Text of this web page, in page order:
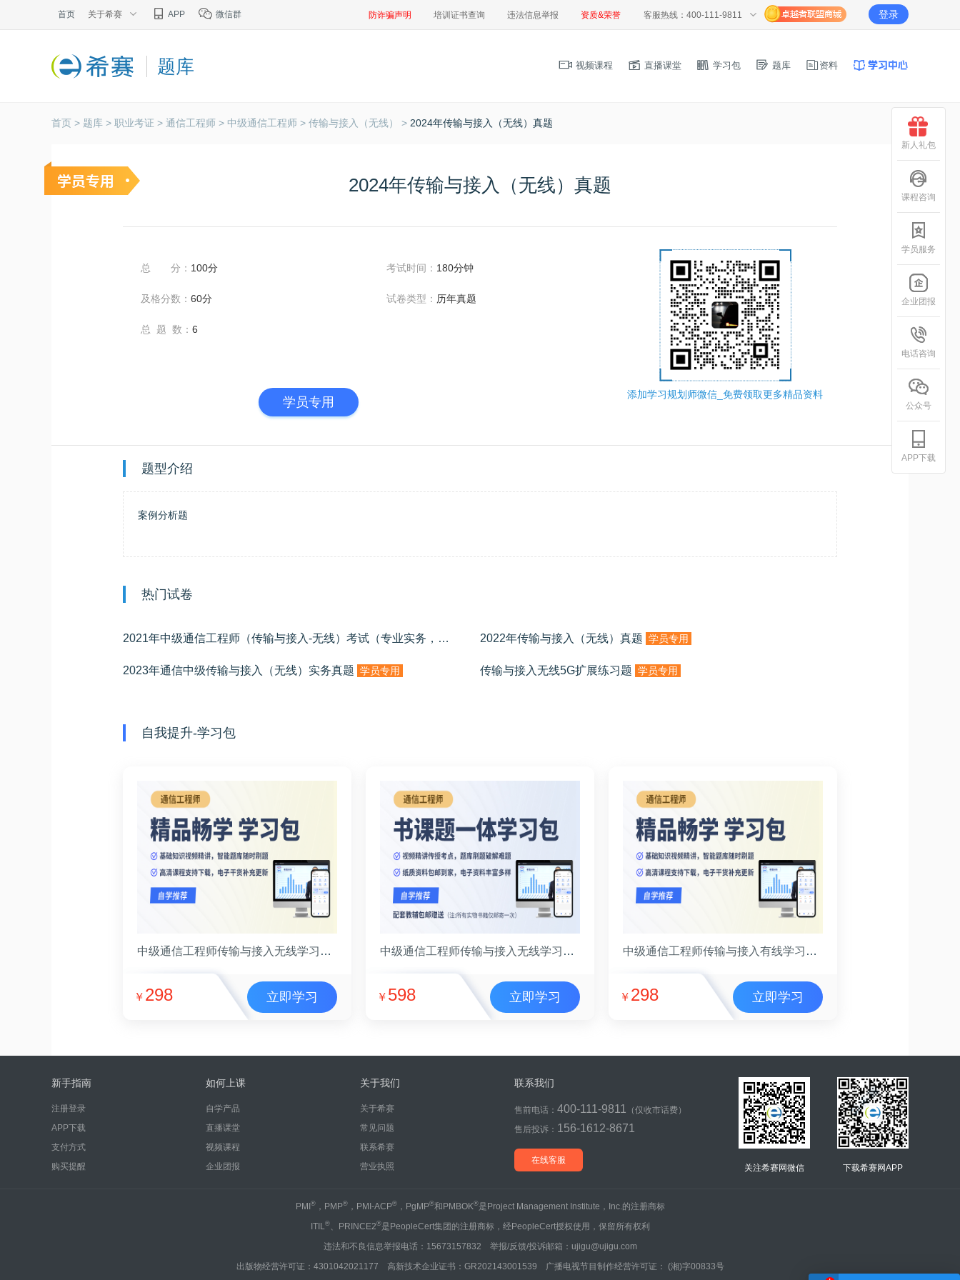
首页 关于希赛 APP 微信群 防诈骗声明 培训证书查询 违法信息举报 资质&荣誉 客服热线：400-111-9811 登录
题库 视频课程 直播课堂 学习包 题库 资料
首页 > 题库 > 职业考证 > 通信工程师 > 中级通信工程师 > 传输与接入（无线） > 2024年传输与接入（无线）真题
2024年传输与接入（无线）真题
总 分： 100分
及格分数： 60分
总 题 数： 6
考试时间： 180分钟
试卷类型： 历年真题
学员专用
添加学习规划师微信_免费领取更多精品资料
题型介绍
案例分析题
热门试卷
2021年中级通信工程师（传输与接入-无线）考试（专业实务，解析+答案） 2022年传输与接入（无线）真题 学员专用
2023年通信中级传输与接入（无线）实务真题 学员专用 传输与接入无线5G扩展练习题 学员专用
自我提升-学习包
中级通信工程师传输与接入无线学习包(精品畅学班)
￥ 298 立即学习
中级通信工程师传输与接入无线学习包(无忧通关班)
￥ 598 立即学习
中级通信工程师传输与接入有线学习包(精品畅学班)
￥ 298 立即学习
新手指南
注册登录
APP下载
支付方式
购买提醒
如何上课
自学产品
直播课堂
视频课程
企业团报
关于我们
关于希赛
常见问题
联系希赛
营业执照
联系我们
售前电话： 400-111-9811
（仅收市话费）
售后投诉： 156-1612-8671
在线客服
关注希赛网微信 下载希赛网APP
PMI®，PMP®，PMI-ACP®，PgMP®和PMBOK®是Project Management Institute，Inc.的注册商标
ITIL®、PRINCE2®是PeopleCert集团的注册商标，经PeopleCert授权使用，保留所有权利
违法和不良信息举报电话：15673157832 举报/反馈/投诉邮箱：ujigu@ujigu.com
出版物经营许可证：4301042021177 高新技术企业证书：GR202143001539 广播电视节目制作经营许可证： (湘)字00833号
新人礼包
课程咨询
学员服务
企业团报
电话咨询
公众号
APP下载